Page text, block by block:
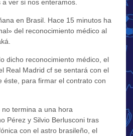
ver si nos enteramos.
en Brasil. Hace 15 minutos ha
del reconocimiento médico al
dicho reconocimiento médico, el
Real Madrid cf se sentará con el
éste, para firmar el contrato con
termina a una hora
Pérez y Silvio Berlusconi tras
con el astro brasileño, el